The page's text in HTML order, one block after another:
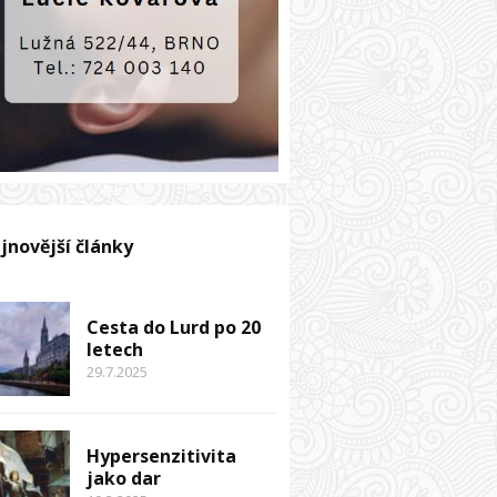
články
Cesta do Lurd po 20
letech
29.7.2025
Hypersenzitivita
jako dar